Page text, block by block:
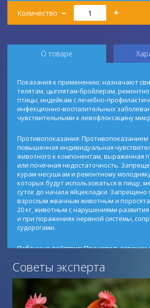
Количество
Количество
– +
О товаре
Показания к применению: назначают
телятам, цыплятам-бройлерам,
птицы, индейкам с лечебно-
инфекционно-воспалительных
чувствительными к левофлоксацину
Противопоказания: Противопоказанием
повышенная индивидуальная
животного к компонентам, выраженная
или почечная недостаточность.
курам-несушкам и ремонтному
которых будут использоваться в пищу,
суток до начала яйцекладки.
взрослым жвачным животным и
20 кг, животным с нарушениями
и при поражениях нервной системы,
судорогами.
Побочные действия: При использовании
побочных явлений и осложнений не
Советы эксперта